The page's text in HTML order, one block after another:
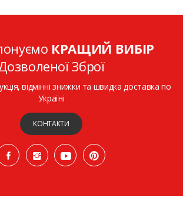
КРАЩИЙ ВИБІР
Зброї
відмінні знижки та швидка доставка по
Україні
КОНТАКТИ